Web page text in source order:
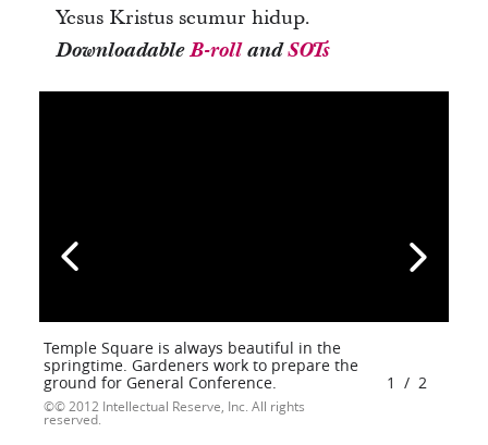
Yesus Kristus seumur hidup.
DownloadableB-rollandSOTs
Temple Square is always beautiful in the
springtime. Gardeners work to prepare the
ground for General Conference.
© 2012 Intellectual Reserve, Inc. All rights
reserved.
1 / 2